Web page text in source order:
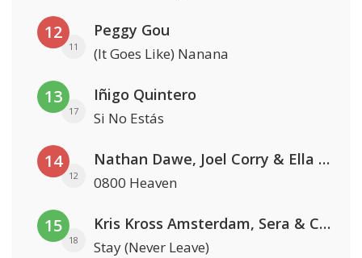
12
11
Peggy Gou
(It Goes Like) Nanana
13
17
Iñigo Quintero
Si No Estás
14
12
Nathan Dawe, Joel Corry & Ella Henderson
0800 Heaven
15
18
Kris Kross Amsterdam, Sera & Conor Maynard
Stay (Never Leave)